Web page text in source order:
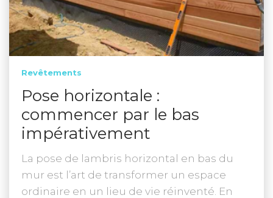
Revêtements
Pose horizontale :
commencer par le bas
impérativement
La pose de lambris horizontal en bas du
mur est l’art de transformer un espace
ordinaire en un lieu de vie réinventé. En